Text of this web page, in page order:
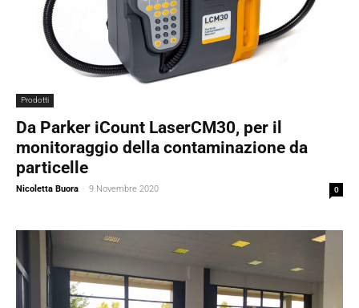
Prodotti
Da Parker iCount LaserCM30, per il
monitoraggio della contaminazione da
particelle
Nicoletta Buora - 9 Novembre 2020 0